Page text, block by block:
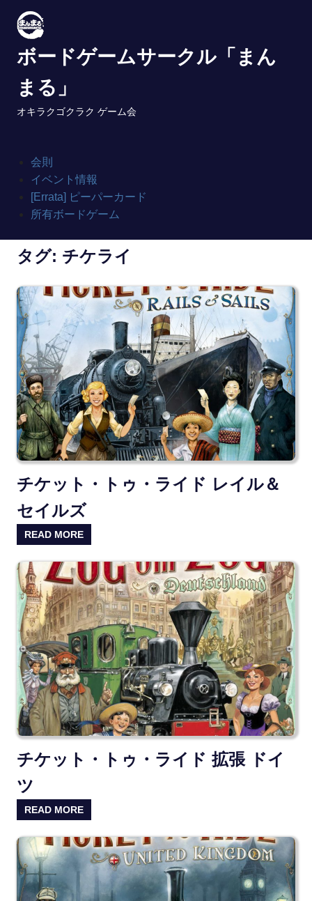
content
ボードゲームサークル「まん
まる」
オキラクゴクラク ゲーム会
会則
イベント情報
[Errata] ピーパーカード
所有ボードゲーム
タグ: チケライ
チケット・トゥ・ライド レイル＆
セイルズ
READ MORE
チケット・トゥ・ライド 拡張 ドイ
ツ
READ MORE